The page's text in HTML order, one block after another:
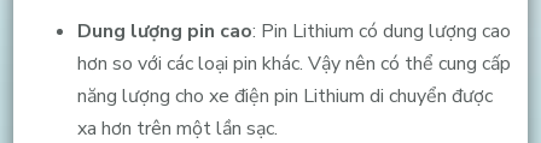
Dung lượng pin cao: Pin Lithium có dung lượng cao
hơn so với các loại pin khác. Vậy nên có thể cung cấp
năng lượng cho xe điện pin Lithium di chuyển được
xa hơn trên một lần sạc.